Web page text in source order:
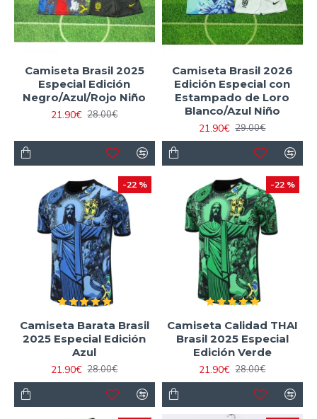
Camiseta Brasil 2025
Especial Edición
Negro/Azul/Rojo Niño
21.90€ 28.00€
Camiseta Brasil 2026
Edición Especial con
Estampado de Loro
Blanco/Azul Niño
21.90€ 29.00€
-22 %
Camiseta Barata Brasil
2025 Especial Edición
Azul
21.90€ 28.00€
-22 %
Camiseta Calidad THAI
Brasil 2025 Especial
Edición Verde
21.90€ 28.00€